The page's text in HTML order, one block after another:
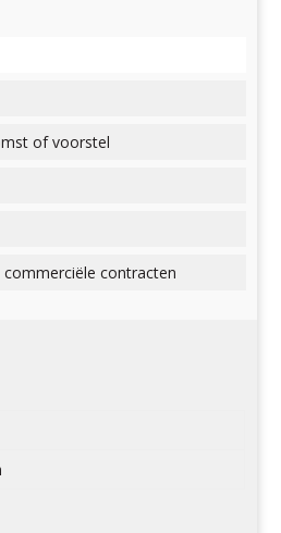
of voorstel
contracten